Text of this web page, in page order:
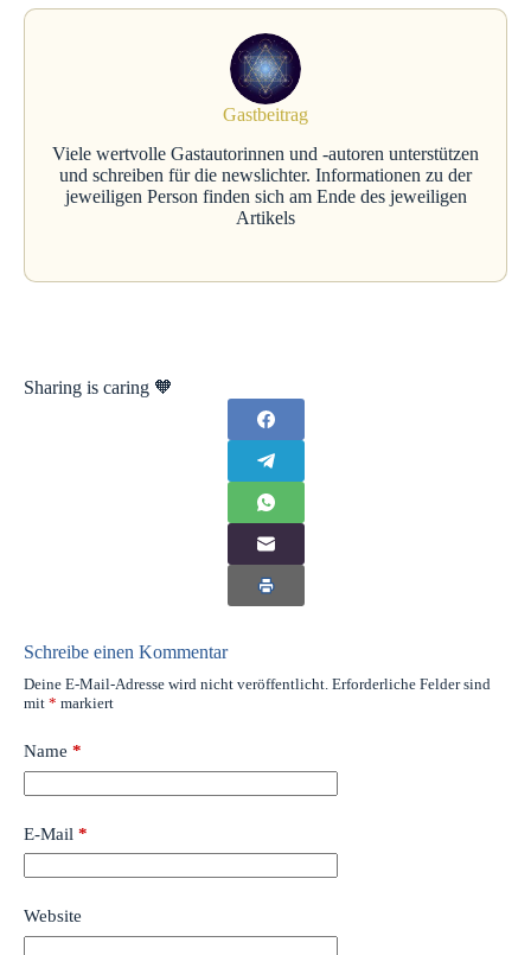
Sharing is caring 🧡
Gastbeitrag
Viele wertvolle Gastautorinnen und -autoren unterstützen
und schreiben für die newslichter. Informationen zu der
jeweiligen Person finden sich am Ende des jeweiligen
Artikels
Schreibe einen Kommentar
Deine E-Mail-Adresse wird nicht veröffentlicht. Erforderliche Felder sind
mit * markiert
Name *
E-Mail *
Website